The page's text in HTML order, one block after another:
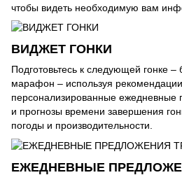
чтобы видеть необходимую вам
ВИДЖЕТ ГОНКИ
Подготовьтесь к следующей гонке –
марафон – используя
персонализированные ежедневные
и прогнозы времени завершения
погоды и производительности.
ЕЖЕДНЕВНЫЕ